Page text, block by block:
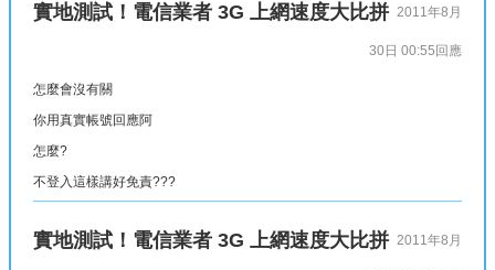
實地測試！電信業者 3G 上網速度大比拼 2011年8月
30日 00:55 回應
怎麼會沒有關
你用真實帳號回應阿
怎麼?
不登入這樣講好免責???
實地測試！電信業者 3G 上網速度大比拼 2011年8月